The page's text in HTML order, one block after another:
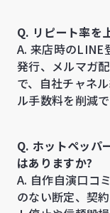
Q. リピート率を
A. 来店時のLINE
発行、メルマガ
で、自社チャネ
ル手数料を削減で
Q. ホットペッパ
はありますか?
A. 自作自演口コ
のない断定、契